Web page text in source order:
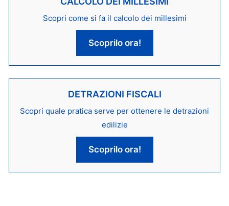
Scopri come si fa il calcolo dei millesimi
Scoprilo ora!
DETRAZIONI FISCALI
Scopri quale pratica serve per ottenere le detrazioni
edilizie
Scoprilo ora!